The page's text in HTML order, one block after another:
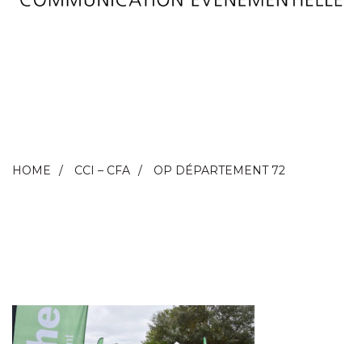
HOME CCI – CFA OP DÉPARTEMENT 72